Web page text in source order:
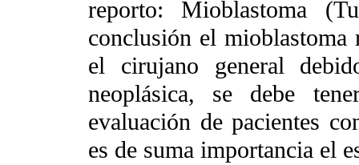
reporto: Mioblastoma
conclusión el mioblastoma
el cirujano general
neoplásica, se debe
evaluación de pacientes
es de suma importancia el